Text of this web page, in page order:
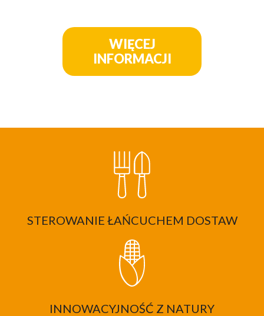
WIĘCEJ
INFORMACJI
STEROWANIE ŁAŃCUCHEM DOSTAW
INNOWACYJNOŚĆ Z NATURY